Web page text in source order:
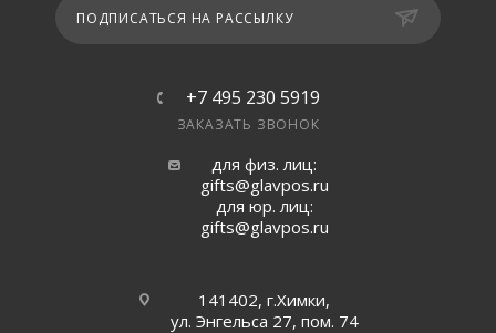
ПОДПИСАТЬСЯ НА РАССЫЛКУ
+7 495 230 5919
ЗАКАЗАТЬ ЗВОНОК
для физ. лиц:
gifts@glavpos.ru
для юр. лиц:
gifts@glavpos.ru
141402, г.Химки,
ул. Энгельса 27, пом. 74